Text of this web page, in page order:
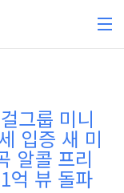
그룹 미니
입증 새 미
알콜 프리
억 뷰 돌파